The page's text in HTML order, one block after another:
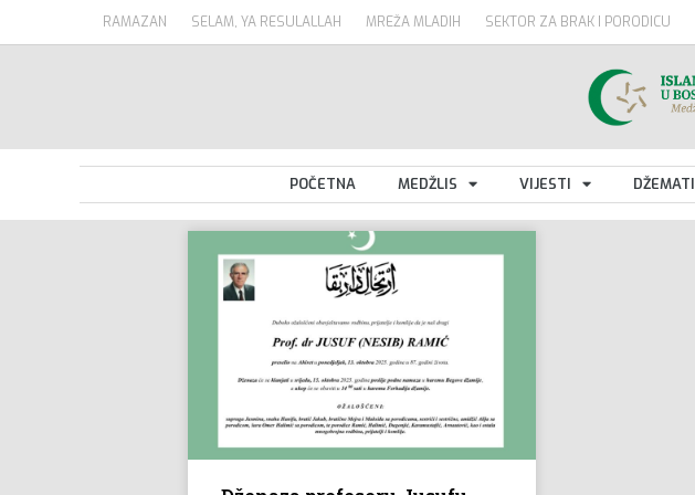
RAMAZAN SELAM, YA RESULALLAH MREŽA MLADIH SEKTOR ZA BRAK I PORODICU
POČETNA MEDŽLIS VIJESTI DŽEMATI